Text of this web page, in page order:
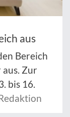
aus
Bereich
Zur
bis 16.